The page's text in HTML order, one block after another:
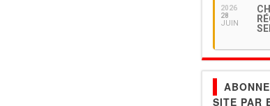
2026
28
JUIN
SITE PAR